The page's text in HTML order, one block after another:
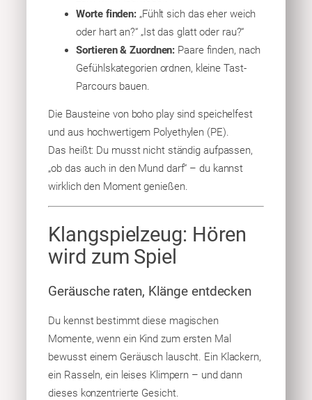
Worte finden: „Fühlt sich das eher weich
oder hart an?“ „Ist das glatt oder rau?“
Sortieren & Zuordnen: Paare finden, nach
Gefühlskategorien ordnen, kleine Tast-
Parcours bauen.
Die Bausteine von boho play sind speichelfest
und aus hochwertigem Polyethylen (PE).
Das heißt: Du musst nicht ständig aufpassen,
„ob das auch in den Mund darf“ – du kannst
wirklich den Moment genießen.
Klangspielzeug: Hören
wird zum Spiel
Geräusche raten, Klänge entdecken
Du kennst bestimmt diese magischen
Momente, wenn ein Kind zum ersten Mal
bewusst einem Geräusch lauscht. Ein Klackern,
ein Rasseln, ein leises Klimpern – und dann
dieses konzentrierte Gesicht.